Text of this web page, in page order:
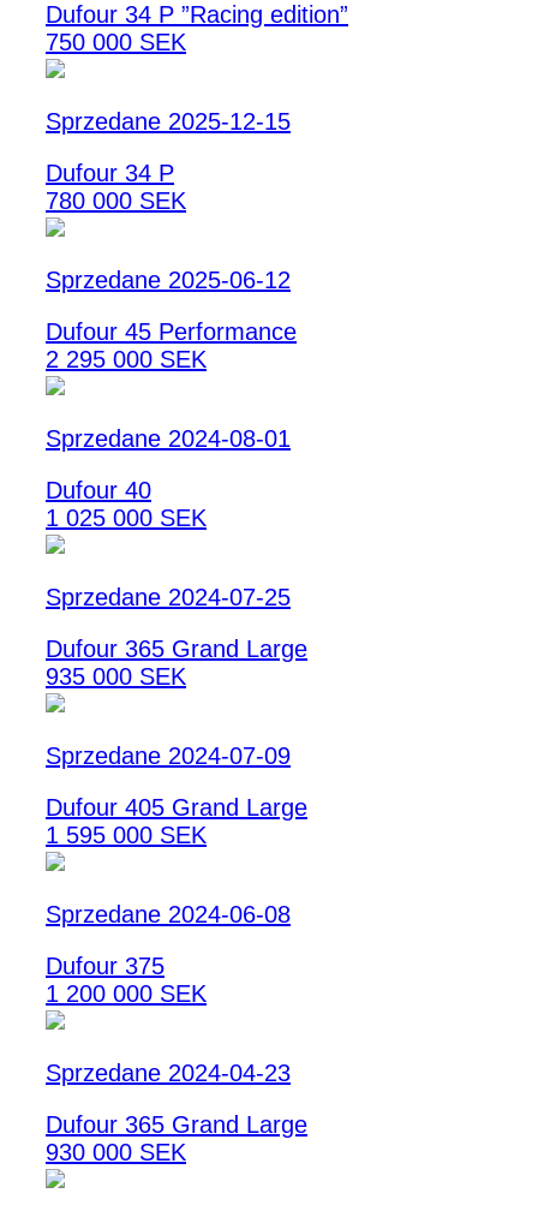
Dufour 34 P ”Racing edition”
750 000 SEK
Sprzedane 2025-12-15
Dufour 34 P
780 000 SEK
Sprzedane 2025-06-12
Dufour 45 Performance
2 295 000 SEK
Sprzedane 2024-08-01
Dufour 40
1 025 000 SEK
Sprzedane 2024-07-25
Dufour 365 Grand Large
935 000 SEK
Sprzedane 2024-07-09
Dufour 405 Grand Large
1 595 000 SEK
Sprzedane 2024-06-08
Dufour 375
1 200 000 SEK
Sprzedane 2024-04-23
Dufour 365 Grand Large
930 000 SEK